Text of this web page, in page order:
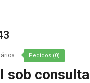
Pedidos (0)
sob consulta